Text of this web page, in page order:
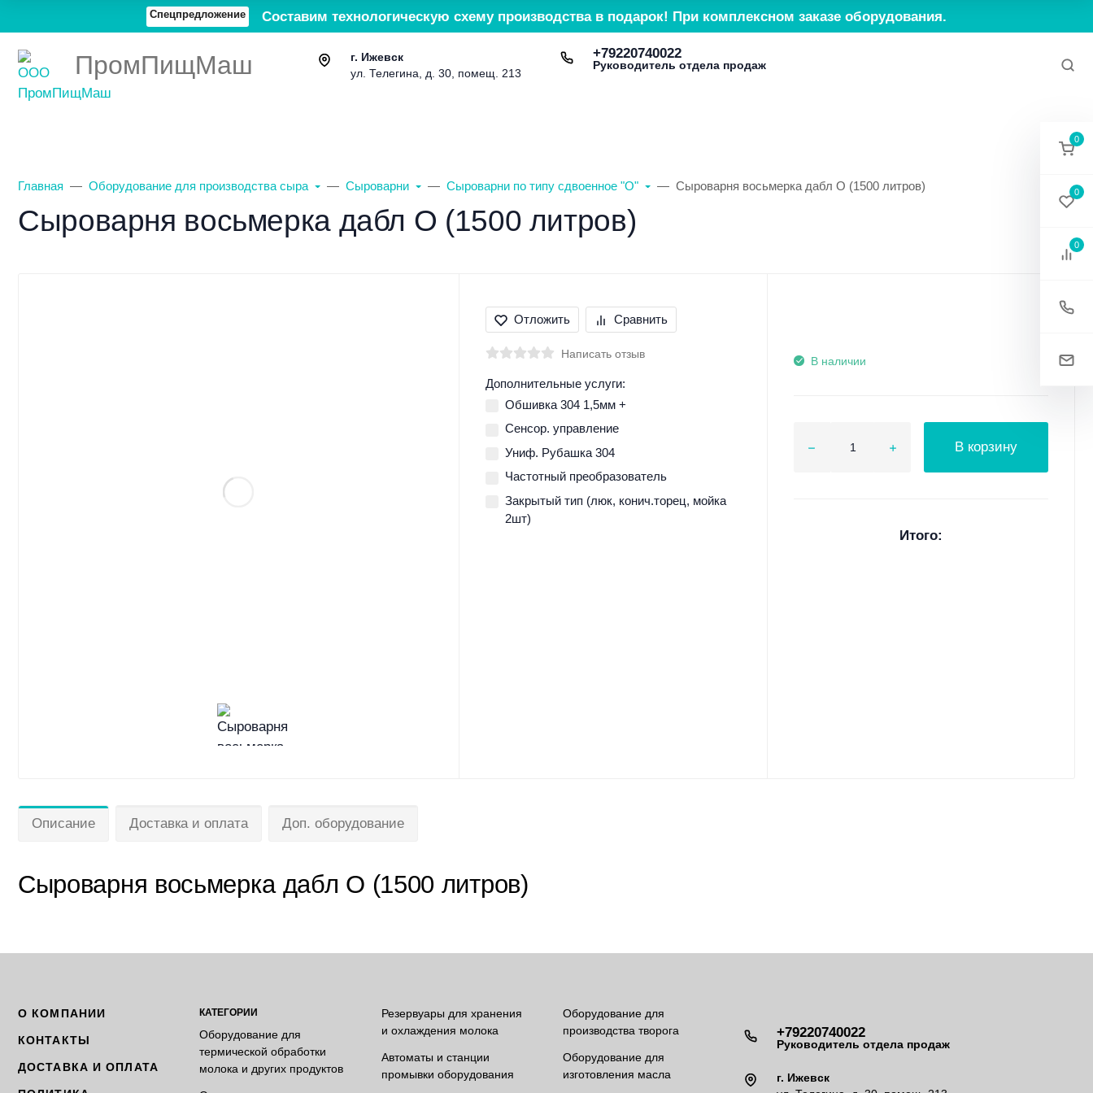
Спецпредложение Составим технологическую схему производства в подарок! При комплексном заказе оборудования.
ПромПищМаш
г. Ижевск
ул. Телегина, д. 30, помещ. 213
+79220740022
Руководитель отдела продаж
Главная Оборудование для производства сыра Сыроварни Сыроварни по типу сдвоенное "О" Сыроварня восьмерка дабл О (1500 литров)
Сыроварня восьмерка дабл О (1500 литров)
Отложить Сравнить
Написать отзыв
Дополнительные услуги:
Обшивка 304 1,5мм +
Сенсор. управление
Униф. Рубашка 304
Частотный преобразователь
Закрытый тип (люк, конич.торец, мойка
2шт)
В наличии
В корзину
Итого:
Описание Доставка и оплата Доп. оборудование
Сыроварня восьмерка дабл О (1500 литров)
О КОМПАНИИ
КОНТАКТЫ
ДОСТАВКА И ОПЛАТА
КАТЕГОРИИ
Оборудование для
термической обработки
молока и других продуктов
Резервуары для хранения
и охлаждения молока
Автоматы и станции
промывки оборудования
Оборудование для
производства творога
Оборудование для
изготовления масла
+79220740022
Руководитель отдела продаж
г. Ижевск
0
0
0